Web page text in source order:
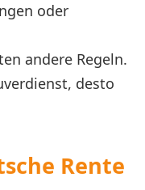
oder
andere Regeln.
desto
Rente